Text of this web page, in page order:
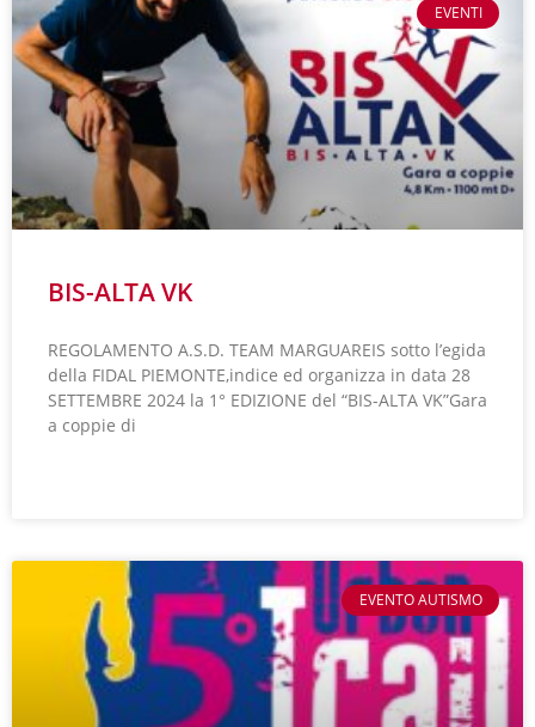
EVENTI
BIS-ALTA VK
REGOLAMENTO A.S.D. TEAM MARGUAREIS sotto l’egida
della FIDAL PIEMONTE,indice ed organizza in data 28
SETTEMBRE 2024 la 1° EDIZIONE del “BIS-ALTA VK”Gara
a coppie di
EVENTO AUTISMO